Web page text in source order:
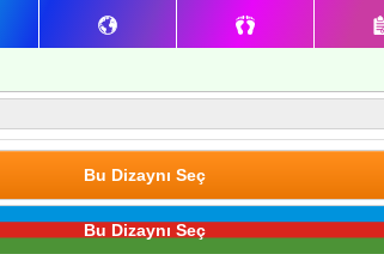
Bu Dizaynı Seç
Bu Dizaynı Seç